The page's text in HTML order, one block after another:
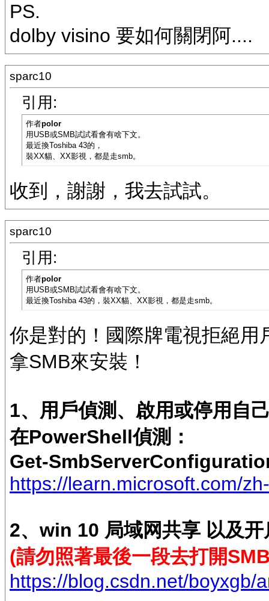
PS.
dolby visino 要如何關閉阿....
sparc10
引用:
作者polor
用USB或SMB試試看會有啥下文。
最近換Toshiba 43的，
裝XX貓、XX影視，都是走smb。
收到，謝謝，我去試試。
sparc10
引用:
作者polor
用USB或SMB試試看會有啥下文。
最近換Toshiba 43的，裝XX貓、XX影視，都是走smb。
你是對的！國際牌電視拒絕
拿SMB來安裝！
1、用戶偵測、啟用或停用自
在PowerShell偵測：
Get-
https://learn.microsoft.com/
2、win 10 局域网共享 以及
(請勿照著最後一段去打開
https://blog.csdn.net/boyxgb/